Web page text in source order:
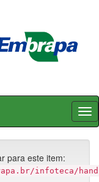
para este item:
infoteca/